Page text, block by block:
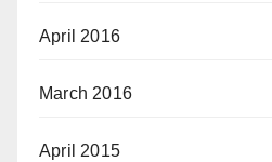
April 2016
March 2016
April 2015